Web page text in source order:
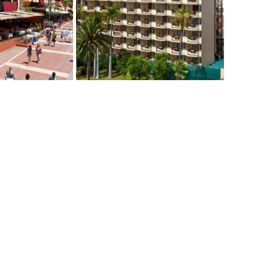
Kolumbija
Kostarika
Kuba